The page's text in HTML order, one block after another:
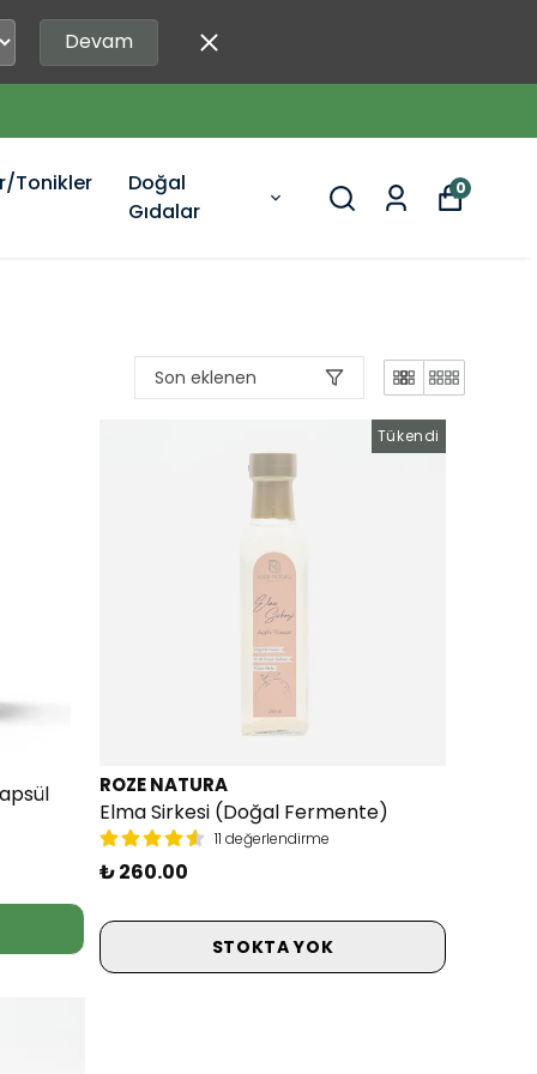
Devam
Tonikler
Doğal
Gıdalar
0
Son eklenen
Tükendi
ROZE NATURA
Elma Sirkesi (Doğal Fermente)
11 değerlendirme
₺ 260.00
STOKTA YOK